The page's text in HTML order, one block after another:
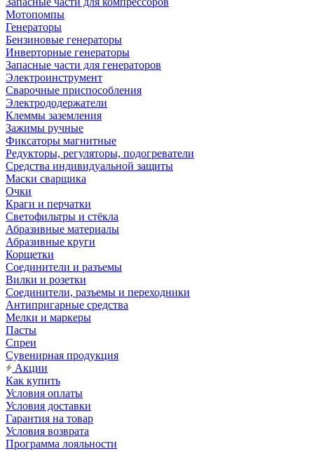
Мотопомпы
Генераторы
Бензиновые генераторы
Инверторные генераторы
Запасные части для генераторов
Электроинструмент
Сварочные приспособления
Электрододержатели
Клеммы заземления
Зажимы ручные
Фиксаторы магнитные
Редукторы, регуляторы, подогреватели
Средства индивидуальной защиты
Маски сварщика
Очки
Краги и перчатки
Светофильтры и стёкла
Абразивные материалы
Абразивные круги
Корщетки
Соединители и разъемы
Вилки и розетки
Соединители, разъемы и переходники
Антипригарные средства
Мелки и маркеры
Пасты
Спреи
Сувенирная продукция
Акции
Как купить
Условия оплаты
Условия доставки
Гарантия на товар
Условия возврата
Программа лояльности